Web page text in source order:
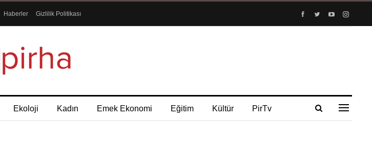
Haberler Gizlilik Politikası
Ekoloji Kadın Emek Ekonomi Eğitim Kültür PirTv